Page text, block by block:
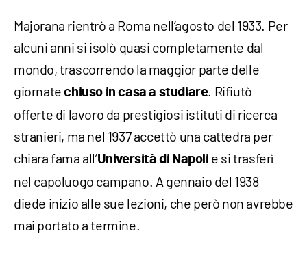
Majorana rientrò a Roma nell’agosto del 1933. Per
alcuni anni si isolò quasi completamente dal
mondo, trascorrendo la maggior parte delle
giornatechiuso in casa a studiare. Rifiutò
offerte di lavoro da prestigiosi istituti di ricerca
stranieri, ma nel 1937 accettò una cattedra per
chiara fama all’Università di Napoli e si trasferì
nel capoluogo campano. A gennaio del 1938
diede inizio alle sue lezioni, che però non avrebbe
mai portato a termine.